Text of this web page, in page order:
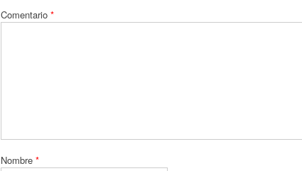
Comentario *
Nombre *